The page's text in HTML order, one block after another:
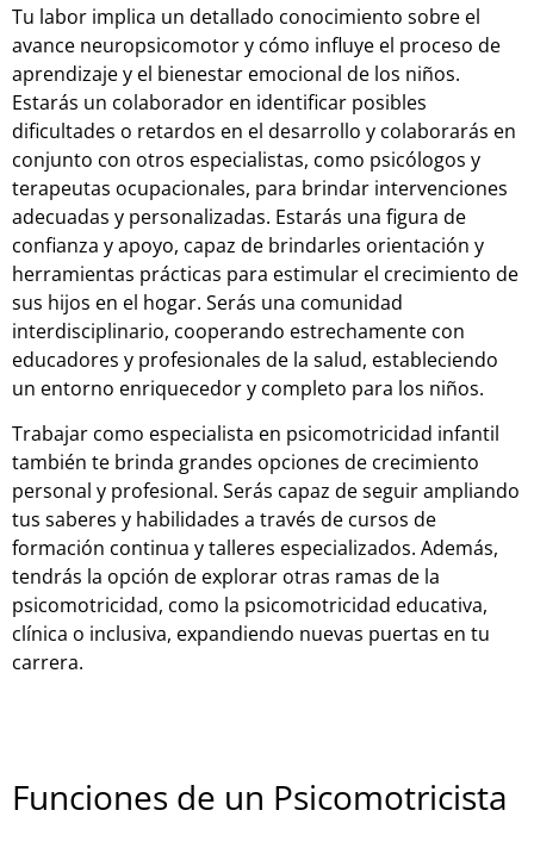
Tu labor implica un detallado conocimiento sobre el
avance neuropsicomotor y cómo influye el proceso de
aprendizaje y el bienestar emocional de los niños.
Estarás un colaborador en identificar posibles
dificultades o retardos en el desarrollo y colaborarás en
conjunto con otros especialistas, como psicólogos y
terapeutas ocupacionales, para brindar intervenciones
adecuadas y personalizadas. Estarás una figura de
confianza y apoyo, capaz de brindarles orientación y
herramientas prácticas para estimular el crecimiento de
sus hijos en el hogar. Serás una comunidad
interdisciplinario, cooperando estrechamente con
educadores y profesionales de la salud, estableciendo
un entorno enriquecedor y completo para los niños.
Trabajar como especialista en psicomotricidad infantil
también te brinda grandes opciones de crecimiento
personal y profesional. Serás capaz de seguir ampliando
tus saberes y habilidades a través de cursos de
formación continua y talleres especializados. Además,
tendrás la opción de explorar otras ramas de la
psicomotricidad, como la psicomotricidad educativa,
clínica o inclusiva, expandiendo nuevas puertas en tu
carrera.
Funciones de un Psicomotricista